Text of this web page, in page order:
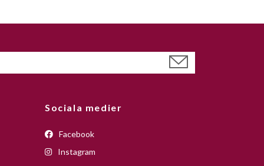
Sociala medier
Facebook
Instagram